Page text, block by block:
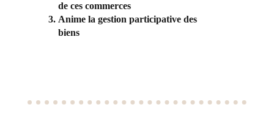
de ces commerces
Anime la gestion participative des
biens